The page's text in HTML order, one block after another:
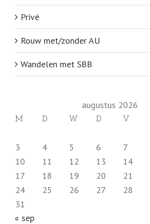
Privé
Rouw met/zonder AU
Wandelen met SBB
augustus 2026
M D W D V
3
4 5 6 7
10
11 12 13 14
17
18 19 20 21
24
25 26 27 28
31
« sep